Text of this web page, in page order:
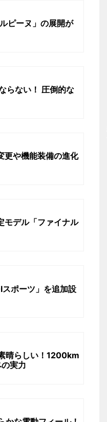
ピーヌ」の展開が
らない！ 圧倒的な
更や機能装備の進化
モデル「ファイナル
ポーツ」を追加設
晴らしい！1200km
実力